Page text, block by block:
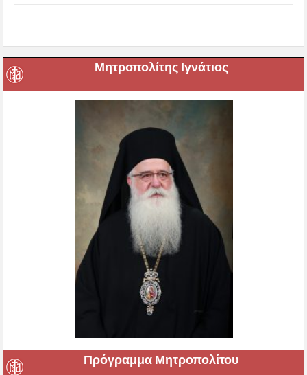
Μητροπολίτης Ιγνάτιος
Πρόγραμμα Μητροπολίτου